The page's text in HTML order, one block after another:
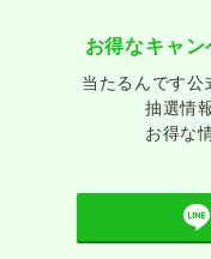
お得なキャン
当たるんです公
抽選情
お得な